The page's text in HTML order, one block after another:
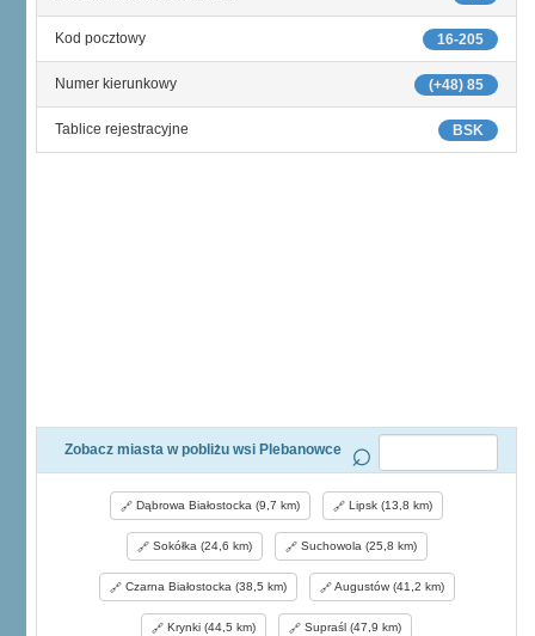
16-205
Kod pocztowy
(+48) 85
Numer kierunkowy
BSK
Tablice rejestracyjne
Zobacz miasta w pobliżu wsi Plebanowce
Dąbrowa Białostocka (9,7 km) Lipsk (13,8 km)
Sokółka (24,6 km) Suchowola (25,8 km)
Czarna Białostocka (38,5 km) Augustów (41,2 km)
Krynki (44,5 km) Supraśl (47,9 km)